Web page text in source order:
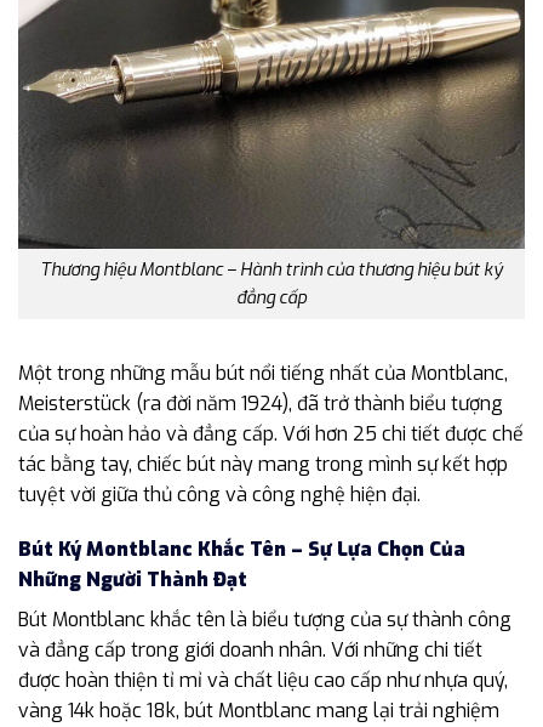
Thương hiệu Montblanc – Hành trình của thương hiệu bút ký
đẳng cấp
Một trong những mẫu bút nổi tiếng nhất của Montblanc,
Meisterstück (ra đời năm 1924), đã trở thành biểu tượng
của sự hoàn hảo và đẳng cấp. Với hơn 25 chi tiết được chế
tác bằng tay, chiếc bút này mang trong mình sự kết hợp
tuyệt vời giữa thủ công và công nghệ hiện đại.
Bút Ký Montblanc Khắc Tên – Sự Lựa Chọn Của
Những Người Thành Đạt
Bút Montblanc khắc tên là biểu tượng của sự thành công
và đẳng cấp trong giới doanh nhân. Với những chi tiết
được hoàn thiện tỉ mỉ và chất liệu cao cấp như nhựa quý,
vàng 14k hoặc 18k, bút Montblanc mang lại trải nghiệm